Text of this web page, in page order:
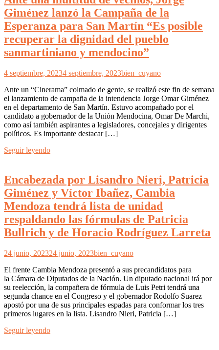
Giménez lanzó la Campaña de la
Esperanza para San Martín “Es posible
recuperar la dignidad del pueblo
sanmartiniano y mendocino”
4 septiembre, 20234 septiembre, 2023bien_cuyano
Ante un “Cinerama” colmado de gente, se realizó este fin de semana
el lanzamiento de campaña de la intendencia Jorge Omar Giménez
en el departamento de San Martín. Estuvo acompañado por el
candidato a gobernador de la Unión Mendocina, Omar De Marchi,
como así también aspirantes a legisladores, concejales y dirigentes
políticos. Es importante destacar […]
Seguir leyendo
Encabezada por Lisandro Nieri, Patricia
Giménez y Víctor Ibañez, Cambia
Mendoza tendrá lista de unidad
respaldando las fórmulas de Patricia
Bullrich y de Horacio Rodríguez Larreta
24 junio, 202324 junio, 2023bien_cuyano
El frente Cambia Mendoza presentó a sus precandidatos para
la Cámara de Diputados de la Nación. Un diputado nacional irá por
su reelección, la compañera de fórmula de Luis Petri tendrá una
segunda chance en el Congreso y el gobernador Rodolfo Suarez
apostó por una de sus principales espadas para conformar los tres
primeros lugares en la lista. Lisandro Nieri, Patricia […]
Seguir leyendo